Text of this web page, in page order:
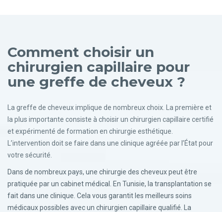
Comment choisir un
chirurgien capillaire pour
une greffe de cheveux ?
La greffe de cheveux implique de nombreux choix. La première et
la plus importante consiste à choisir un chirurgien capillaire certifié
et expérimenté de formation en chirurgie esthétique.
L’intervention doit se faire dans une clinique agréée par l’État pour
votre sécurité.
Dans de nombreux pays, une chirurgie des cheveux peut être
pratiquée par un cabinet médical. En Tunisie, la transplantation se
fait dans une clinique. Cela vous garantit les meilleurs soins
médicaux possibles avec un chirurgien capillaire qualifié. La